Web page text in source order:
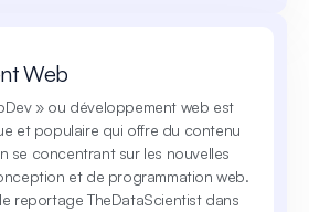
Web
» ou développement web est
et populaire qui offre du contenu
se concentrant sur les nouvelles
et de programmation web.
reportage TheDataScientist dans